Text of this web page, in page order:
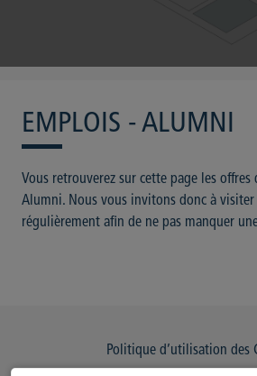
EMPLOIS - ALUMNI
Vous retrouverez sur cette page les
Alumni. Nous vous invitons donc à visiter
régulièrement afin de ne pas manquer
Politique d’utilisation des